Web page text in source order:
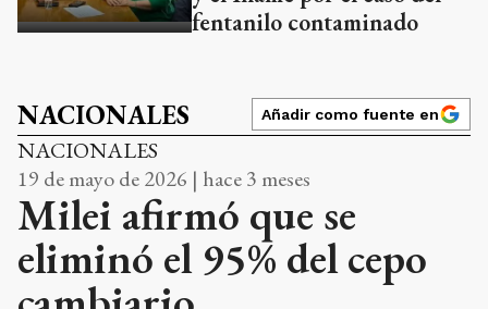
fentanilo contaminado
NACIONALES Añadir como fuente en
NACIONALES
19 de mayo de 2026 | hace 3 meses
Milei afirmó que se
eliminó el 95% del cepo